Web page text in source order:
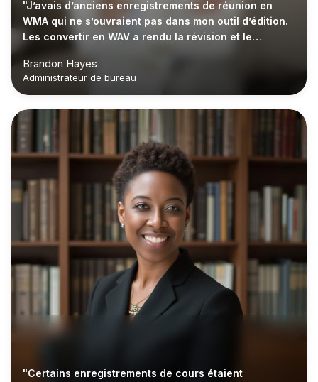
"J’avais d’anciens enregistrements de réunion en
WMA qui ne s’ouvraient pas dans mon outil d’édition.
Les convertir en WAV a rendu la révision et le
Brandon Hayes
Administrateur de bureau
"Certains enregistrements de cours étaient